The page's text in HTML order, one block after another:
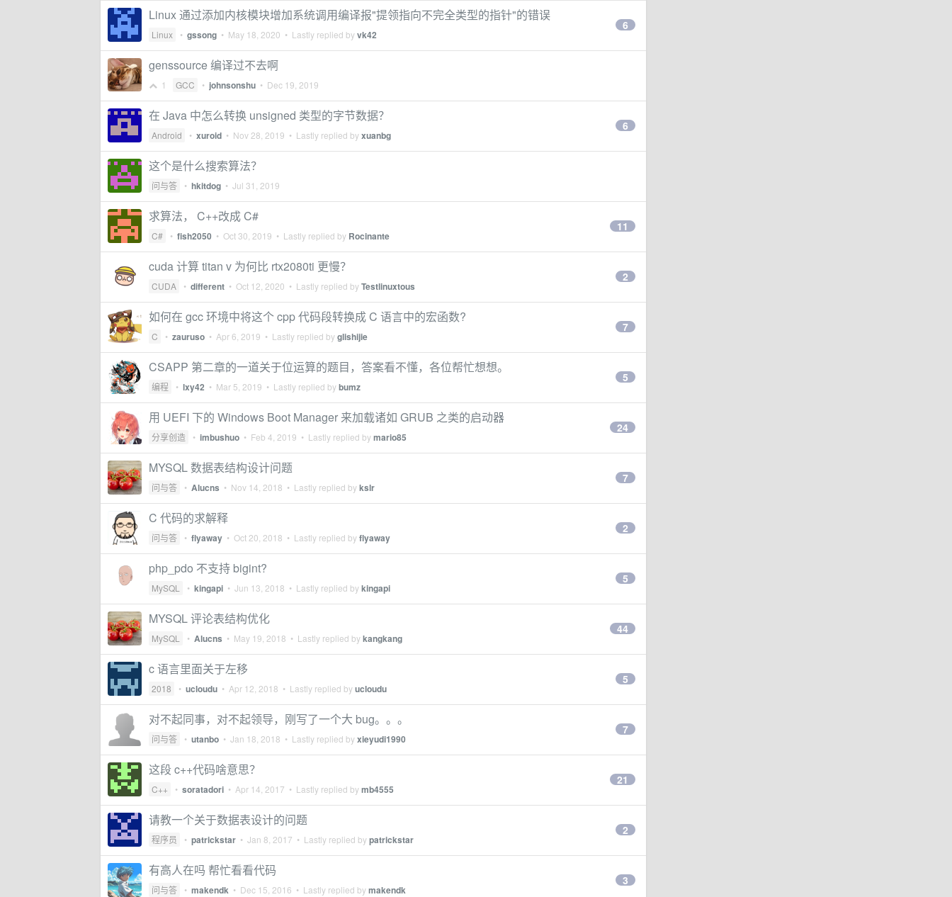
Linux 通过添加内核模块增加系统调用编译报"提领指向不完全类型的指针"的错误
Linux • gssong • May 18, 2020 • Lastly replied byvk42
6
genssource 编译过不去啊
1 GCC • johnsonshu • Dec 19, 2019
在 Java 中怎么转换 unsigned 类型的字节数据？
Android • xuroid • Nov 28, 2019 • Lastly replied byxuanbg
6
这个是什么搜索算法？
问与答 • hkitdog • Jul 31, 2019
求算法， C++改成 C#
C# • fish2050 • Oct 30, 2019 • Lastly replied by Rocinante
11
cuda 计算 titan v 为何比 rtx2080ti 更慢？
CUDA • different • Oct 12, 2020 • Lastly replied byTestlinuxtous
2
如何在 gcc 环境中将这个 cpp 代码段转换成 C 语言中的宏函数?
C • zauruso • Apr 6, 2019 • Lastly replied byglishijie
7
CSAPP 第二章的一道关于位运算的题目，答案看不懂，各位帮忙想想。
编程 • lxy42 • Mar 5, 2019 • Lastly replied bybumz
5
用 UEFI 下的 Windows Boot Manager 来加载诸如 GRUB 之类的启动器
分享创造 • imbushuo • Feb 4, 2019 • Lastly replied bymario85
24
MYSQL 数据表结构设计问题
问与答 • Alucns • Nov 14, 2018 • Lastly replied bykslr
7
C 代码的求解释
问与答 • flyaway • Oct 20, 2018 • Lastly replied byflyaway
2
php_pdo 不支持 bigint?
MySQL • kingapi • Jun 13, 2018 • Lastly replied bykingapi
5
MYSQL 评论表结构优化
MySQL • Alucns • May 19, 2018 • Lastly replied bykangkang
44
c 语言里面关于左移
2018 • ucloudu • Apr 12, 2018 • Lastly replied byucloudu
5
对不起同事，对不起领导，刚写了一个大 bug。。。
问与答 • utanbo • Jan 18, 2018 • Lastly replied byxieyudi1990
7
这段 c++代码啥意思？
C++ • soratadori • Apr 14, 2017 • Lastly replied bymb4555
21
请教一个关于数据表设计的问题
程序员 • patrickstar • Jan 8, 2017 • Lastly replied bypatrickstar
2
有高人在吗 帮忙看看代码
问与答 • makendk • Dec 15, 2016 • Lastly replied bymakendk
3